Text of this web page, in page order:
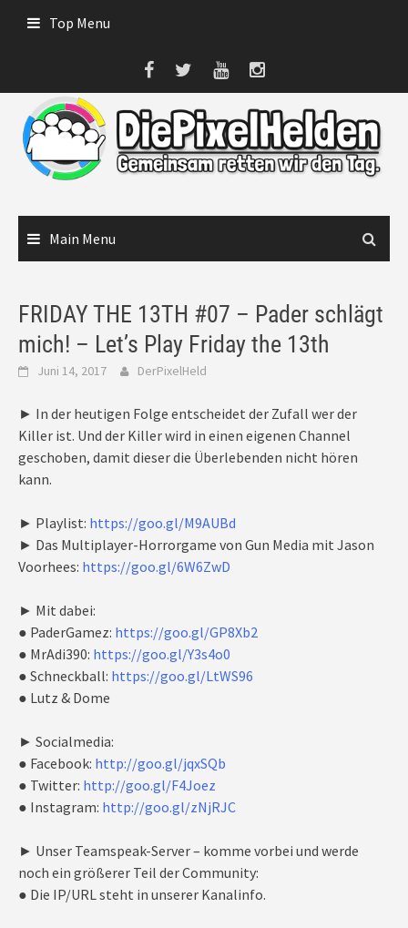
Top Menu
Main Menu
FRIDAY THE 13TH #07 – Pader schlägt
mich! – Let’s Play Friday the 13th
Juni 14, 2017 DerPixelHeld
► In der heutigen Folge entscheidet der Zufall wer der
Killer ist. Und der Killer wird in einen eigenen Channel
geschoben, damit dieser die Überlebenden nicht hören
kann.
► Playlist: https://goo.gl/M9AUBd
► Das Multiplayer-Horrorgame von Gun Media mit Jason
Voorhees: https://goo.gl/6W6ZwD
► Mit dabei:
● PaderGamez: https://goo.gl/GP8Xb2
● MrAdi390: https://goo.gl/Y3s4o0
● Schneckball: https://goo.gl/LtWS96
● Lutz & Dome
► Socialmedia:
● Facebook: http://goo.gl/jqxSQb
● Twitter: http://goo.gl/F4Joez
● Instagram: http://goo.gl/zNjRJC
► Unser Teamspeak-Server – komme vorbei und werde
noch ein größerer Teil der Community:
● Die IP/URL steht in unserer Kanalinfo.